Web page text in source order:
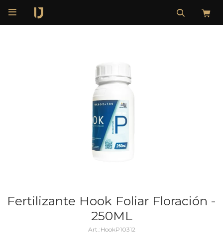

Fertilizante Hook Foliar Floración -
250ML
HookP10312